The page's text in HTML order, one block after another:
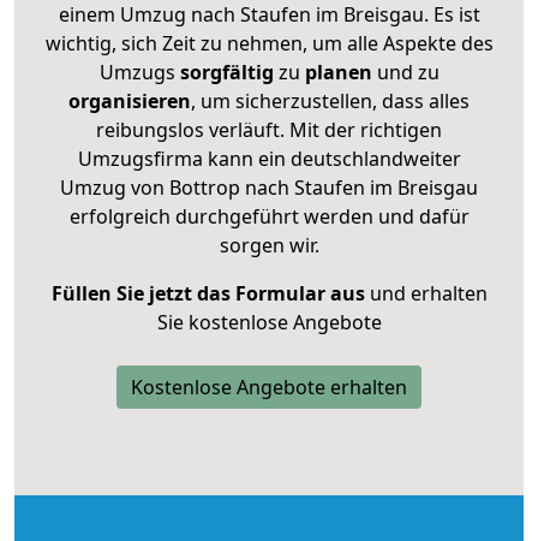
einem Umzug nach Staufen im Breisgau. Es ist
wichtig, sich Zeit zu nehmen, um alle Aspekte des
Umzugs sorgfältig zu planen und zu
organisieren, um sicherzustellen, dass alles
reibungslos verläuft. Mit der richtigen
Umzugsfirma kann ein deutschlandweiter
Umzug von Bottrop nach Staufen im Breisgau
erfolgreich durchgeführt werden und dafür
sorgen wir.
Füllen Sie jetzt das Formular ausund erhalten
Sie kostenlose Angebote
Kostenlose Angebote erhalten